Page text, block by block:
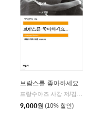
브람스를 좋아하세요...
프랑수아즈 사강 저/김남주 역
9,000원 (10% 할인)